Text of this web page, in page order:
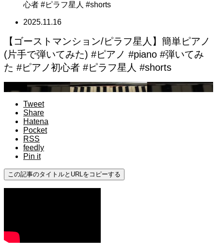
心者 #ピラフ星人 #shorts
2025.11.16
【ゴーストマンション/ピラフ星人】簡単ピアノ
(片手で弾いてみた) #ピアノ #piano #弾いてみ
た #ピアノ初心者 #ピラフ星人 #shorts
Tweet
Share
Hatena
Pocket
RSS
feedly
Pin it
この記事のタイトルとURLをコピーする